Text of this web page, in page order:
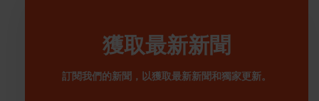
獲取最新新聞
訂閱我們的新聞，以獲取最新新聞和獨家更新。